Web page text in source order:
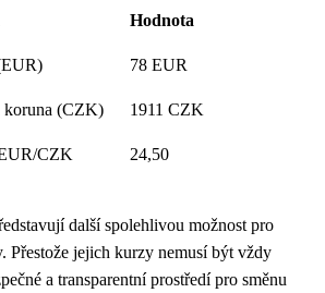
Hodnota
78 EUR
koruna (CZK) 1911 CZK
CZK 24,50
další spolehlivou možnost pro
Přestože jejich kurzy nemusí být vždy
a transparentní prostředí pro směnu